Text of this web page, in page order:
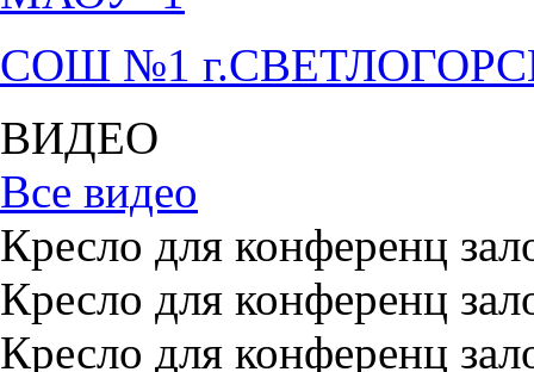
СОШ №1
ВИДЕО
Все видео
Кресло для конференц
Кресло для конференц
Кресло для конференц